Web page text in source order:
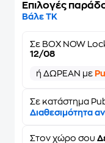
Επιλογές
Βάλε ΤΚ
Σε BOX NOW
12/08
ή ΔΩΡΕΑΝ με
Σε κατάστημα
Διαθεσιμότητα
Στον χώρο σου